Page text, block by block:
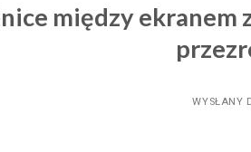
między ekranem
WYSŁANY